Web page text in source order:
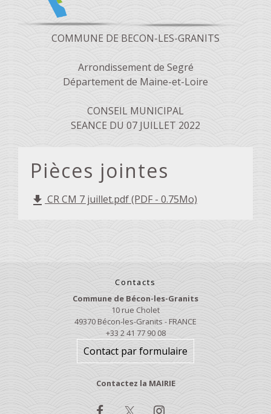
COMMUNE DE BECON-LES-GRANITS
Arrondissement de Segré
Département de Maine-et-Loire
CONSEIL MUNICIPAL
SEANCE DU 07 JUILLET 2022
Pièces jointes
file_download CR CM 7 juillet.pdf (PDF - 0.75Mo)
Contacts
Commune de Bécon-les-Granits
10 rue Cholet
49370 Bécon-les-Granits - FRANCE
+33 2 41 77 90 08
Contact par formulaire
Contactez la MAIRIE